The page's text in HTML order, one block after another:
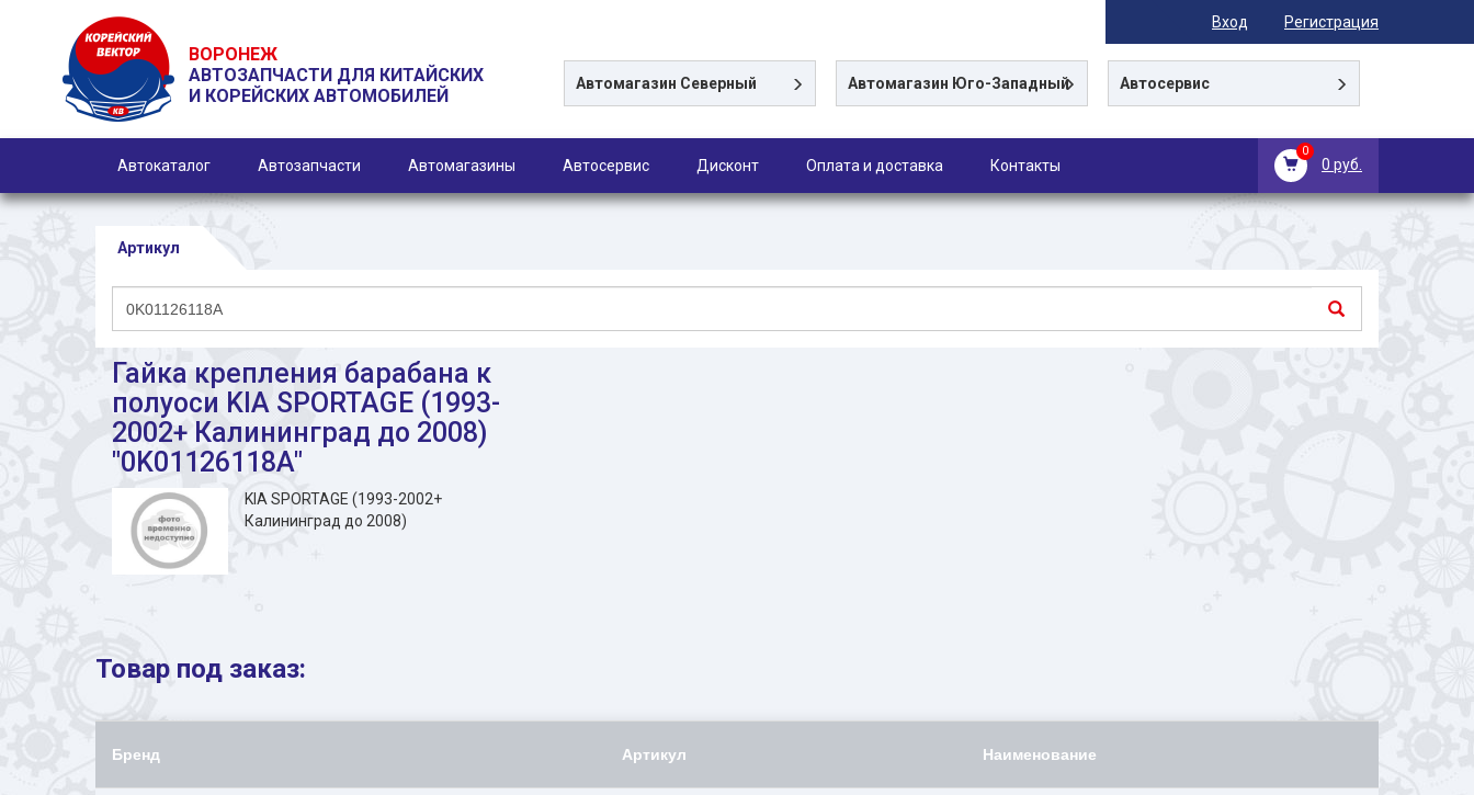
Вход Регистрация
ВОРОНЕЖ
АВТОЗАПЧАСТИ ДЛЯ КИТАЙСКИХ
И КОРЕЙСКИХ АВТОМОБИЛЕЙ
Автомагазин Северный Автомагазин Юго-Западный Автосервис
0
0 руб.
Автокаталог Автозапчасти Автомагазины Автосервис Дисконт Оплата и доставка Контакты
Артикул
Гайка крепления барабана к
полуоси KIA SPORTAGE (1993-
2002+ Калининград до 2008)
"0K01126118A"
KIA SPORTAGE (1993-2002+
Калининград до 2008)
Товар под заказ:
Бренд Артикул Наименование